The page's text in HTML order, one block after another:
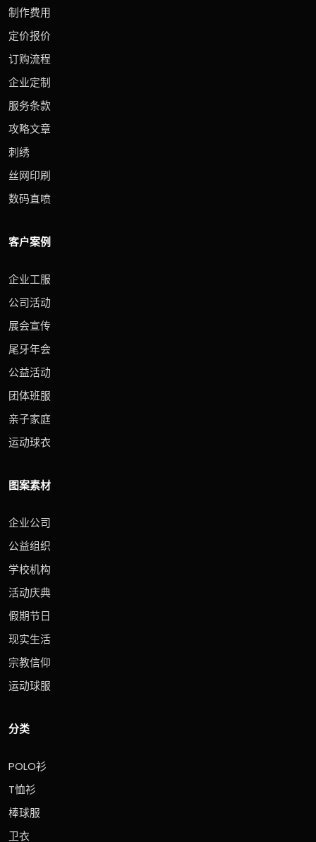
制作费用
定价报价
订购流程
企业定制
服务条款
攻略文章
刺绣
丝网印刷
数码直喷
客户案例
企业工服
公司活动
展会宣传
尾牙年会
公益活动
团体班服
亲子家庭
运动球衣
图案素材
企业公司
公益组织
学校机构
活动庆典
假期节日
现实生活
宗教信仰
运动球服
分类
POLO衫
T恤衫
棒球服
卫衣